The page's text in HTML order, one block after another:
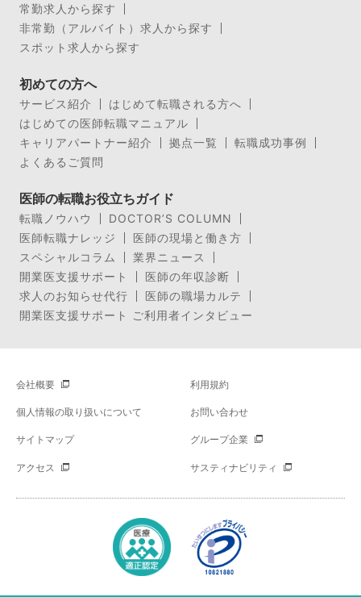
常勤求人から探す
非常勤（アルバイト）求人から探す
スポット求人から探す
初めての方へ
サービス紹介
はじめて転職される方へ
はじめての医師転職マニュアル
キャリアパートナー紹介
拠点一覧
転職成功事例
よくあるご質問
医師の転職お役立ちガイド
転職ノウハウ
DOCTOR’S COLUMN
医師転職ナレッジ
医師の現場と働き方
スペシャルコラム
業界ニュース
開業医支援サポート
医師の年収診断
求人のお知らせ代行
医師の職場カルテ
開業医支援サポート ご利用者インタビュー
会社概要 利用規約
個人情報の取り扱いについて お問い合わせ
サイトマップ グループ企業
アクセス サスティナビリティ